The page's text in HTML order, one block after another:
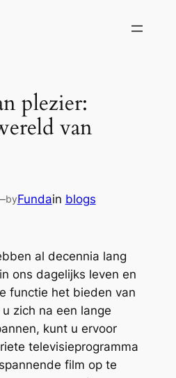
plezier:
van
byFundain blogs
al decennia lang
ons dagelijks leven en
functie het bieden van
zich na een lange
kunt u ervoor
televisieprogramma
film op te